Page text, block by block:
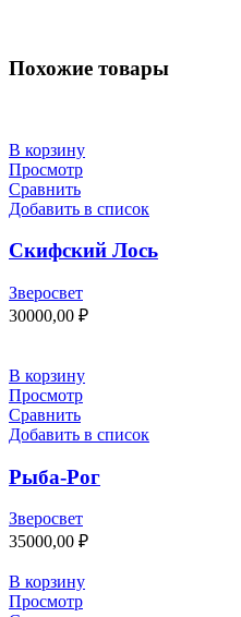
Похожие товары
В корзину
Просмотр
Сравнить
Добавить в список
Скифский Лось
Зверосвет
30000,00 ₽
В корзину
Просмотр
Сравнить
Добавить в список
Рыба-Рог
Зверосвет
35000,00 ₽
В корзину
Просмотр